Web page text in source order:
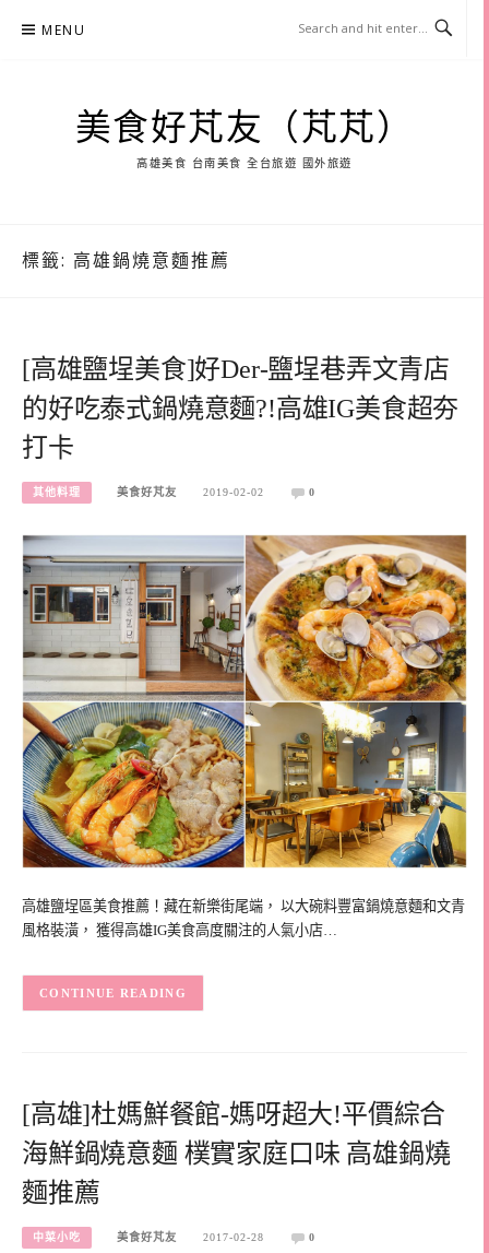
MENU
美食好芃友（芃芃）
高雄美食 台南美食 全台旅遊 國外旅遊
標籤: 高雄鍋燒意麵推薦
[高雄鹽埕美食]好Der-鹽埕巷弄文青店
的好吃泰式鍋燒意麵?!高雄IG美食超夯
打卡
其他料理 美食好芃友 2019-02-02 0
高雄鹽埕區美食推薦！藏在新樂街尾端， 以大碗料豐富鍋燒意麵和文青
風格裝潢， 獲得高雄IG美食高度關注的人氣小店…
CONTINUE READING
[高雄]杜媽鮮餐館-媽呀超大!平價綜合
海鮮鍋燒意麵 樸實家庭口味 高雄鍋燒
麵推薦
中菜小吃 美食好芃友 2017-02-28 0